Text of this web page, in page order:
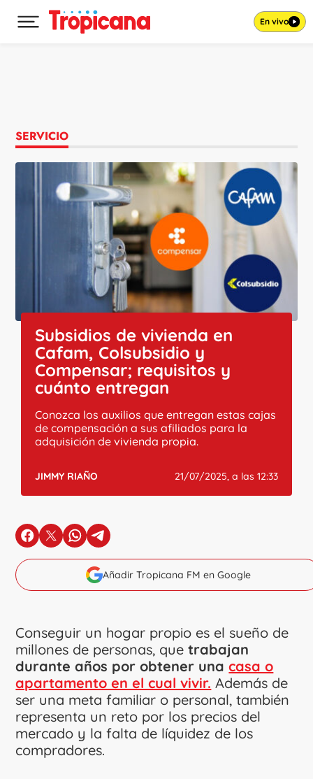
Desplegar menú principal En vivo
SERVICIO
Subsidios de vivienda en
Cafam, Colsubsidio y
Compensar; requisitos y
cuánto entregan
Conozca los auxilios que entregan estas cajas
de compensación a sus afiliados para la
adquisición de vivienda propia.
JIMMY RIAÑO 21/07/2025, a las 12:33
en Facebook
en Xen Whatsapp
en Telegram
Añadir Tropicana FM en Google
Conseguir un hogar propio es el sueño de
millones de personas, que trabajan
durante años por obtener unacasa o
apartamento en el cual vivir. Además de
ser una meta familiar o personal, también
representa un reto por los precios del
mercado y la falta de líquidez de los
compradores.